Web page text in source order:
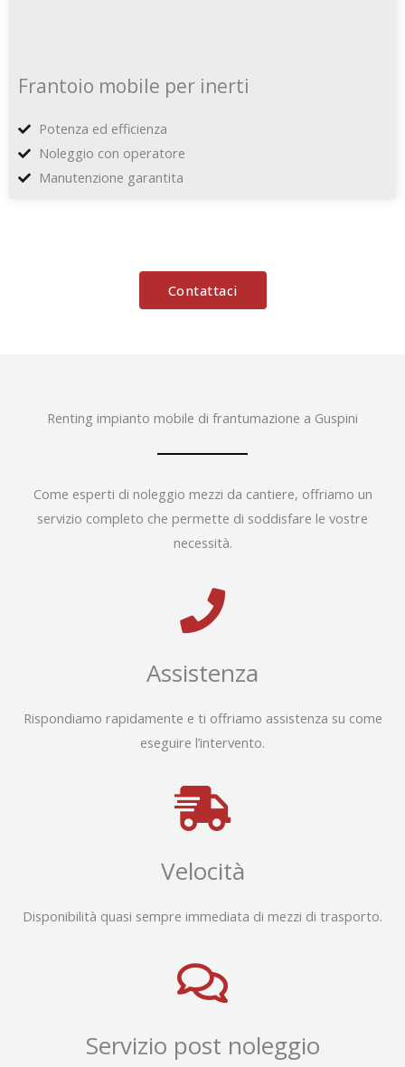
Frantoio mobile per inerti
Potenza ed efficienza
Noleggio con operatore
Manutenzione garantita
Contattaci
Renting impianto mobile di frantumazione a Guspini
Come esperti di noleggio mezzi da cantiere, offriamo un
servizio completo che permette di soddisfare le vostre
necessità.
Assistenza
Rispondiamo rapidamente e ti offriamo assistenza su come
eseguire l’intervento.
Velocità
Disponibilità quasi sempre immediata di mezzi di trasporto.
Servizio post noleggio